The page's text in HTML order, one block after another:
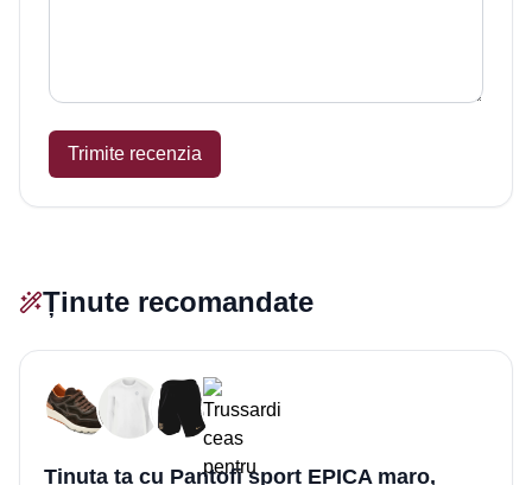
Trimite recenzia
Ținute recomandate
Ținuta ta cu Pantofi sport EPICA maro,